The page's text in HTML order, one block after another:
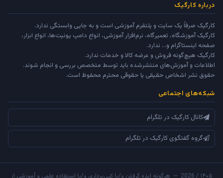
درباره کارگیک
کارگیک صرفاً یک سایت و پلتفرم آموزشی است و به جایی وابستگی ندارد.
کارگیک آموزشگاه، تعمیرگاه، نرم‌افزار آموزشی، انواع دامپ یونیت‌ها، انواع ابزار،
صفحه اینستاگرام و... ندارد.
کارگیک هیچ‌گونه فروش و عرضه کالا و خدمات ندارد.
اطلاعات و آموزش‌های منتشرشده باید توسط متخصص بررسی و انجام شوند.
حقوق نشر اشخاص حقیقی یا حقوقی محترم محفوظ است.
شبکه‌های اجتماعی
کانال کارگیک در تلگرام
گروه گفتگوی کارگیک در تلگرام
۱۴۰۵ / 2026 — هرگونه ایده گرفتن و/یا کپی‌برداری و/یا استفاده علمی و آموزشی از